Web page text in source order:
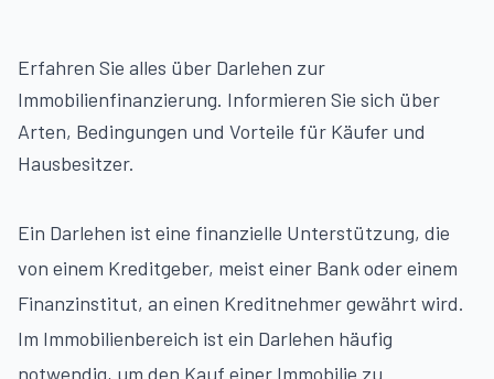
Erfahren Sie alles über Darlehen zur
Immobilienfinanzierung. Informieren Sie sich über
Arten, Bedingungen und Vorteile für Käufer und
Hausbesitzer.
Ein Darlehen ist eine finanzielle Unterstützung, die
von einem Kreditgeber, meist einer Bank oder einem
Finanzinstitut, an einen Kreditnehmer gewährt wird.
Im Immobilienbereich ist ein Darlehen häufig
notwendig, um den Kauf einer Immobilie zu